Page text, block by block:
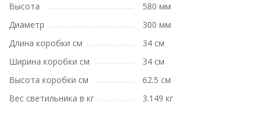
Высота
580 мм
Диаметр
300 мм
Длина коробки см
34 см
Ширина коробки см
34 см
Высота коробки см
62.5 см
Вес светильника в кг
3.149 кг